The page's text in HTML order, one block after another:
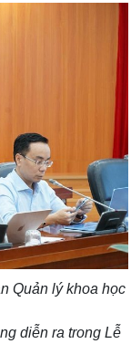
Quản lý khoa học
diễn ra trong Lễ